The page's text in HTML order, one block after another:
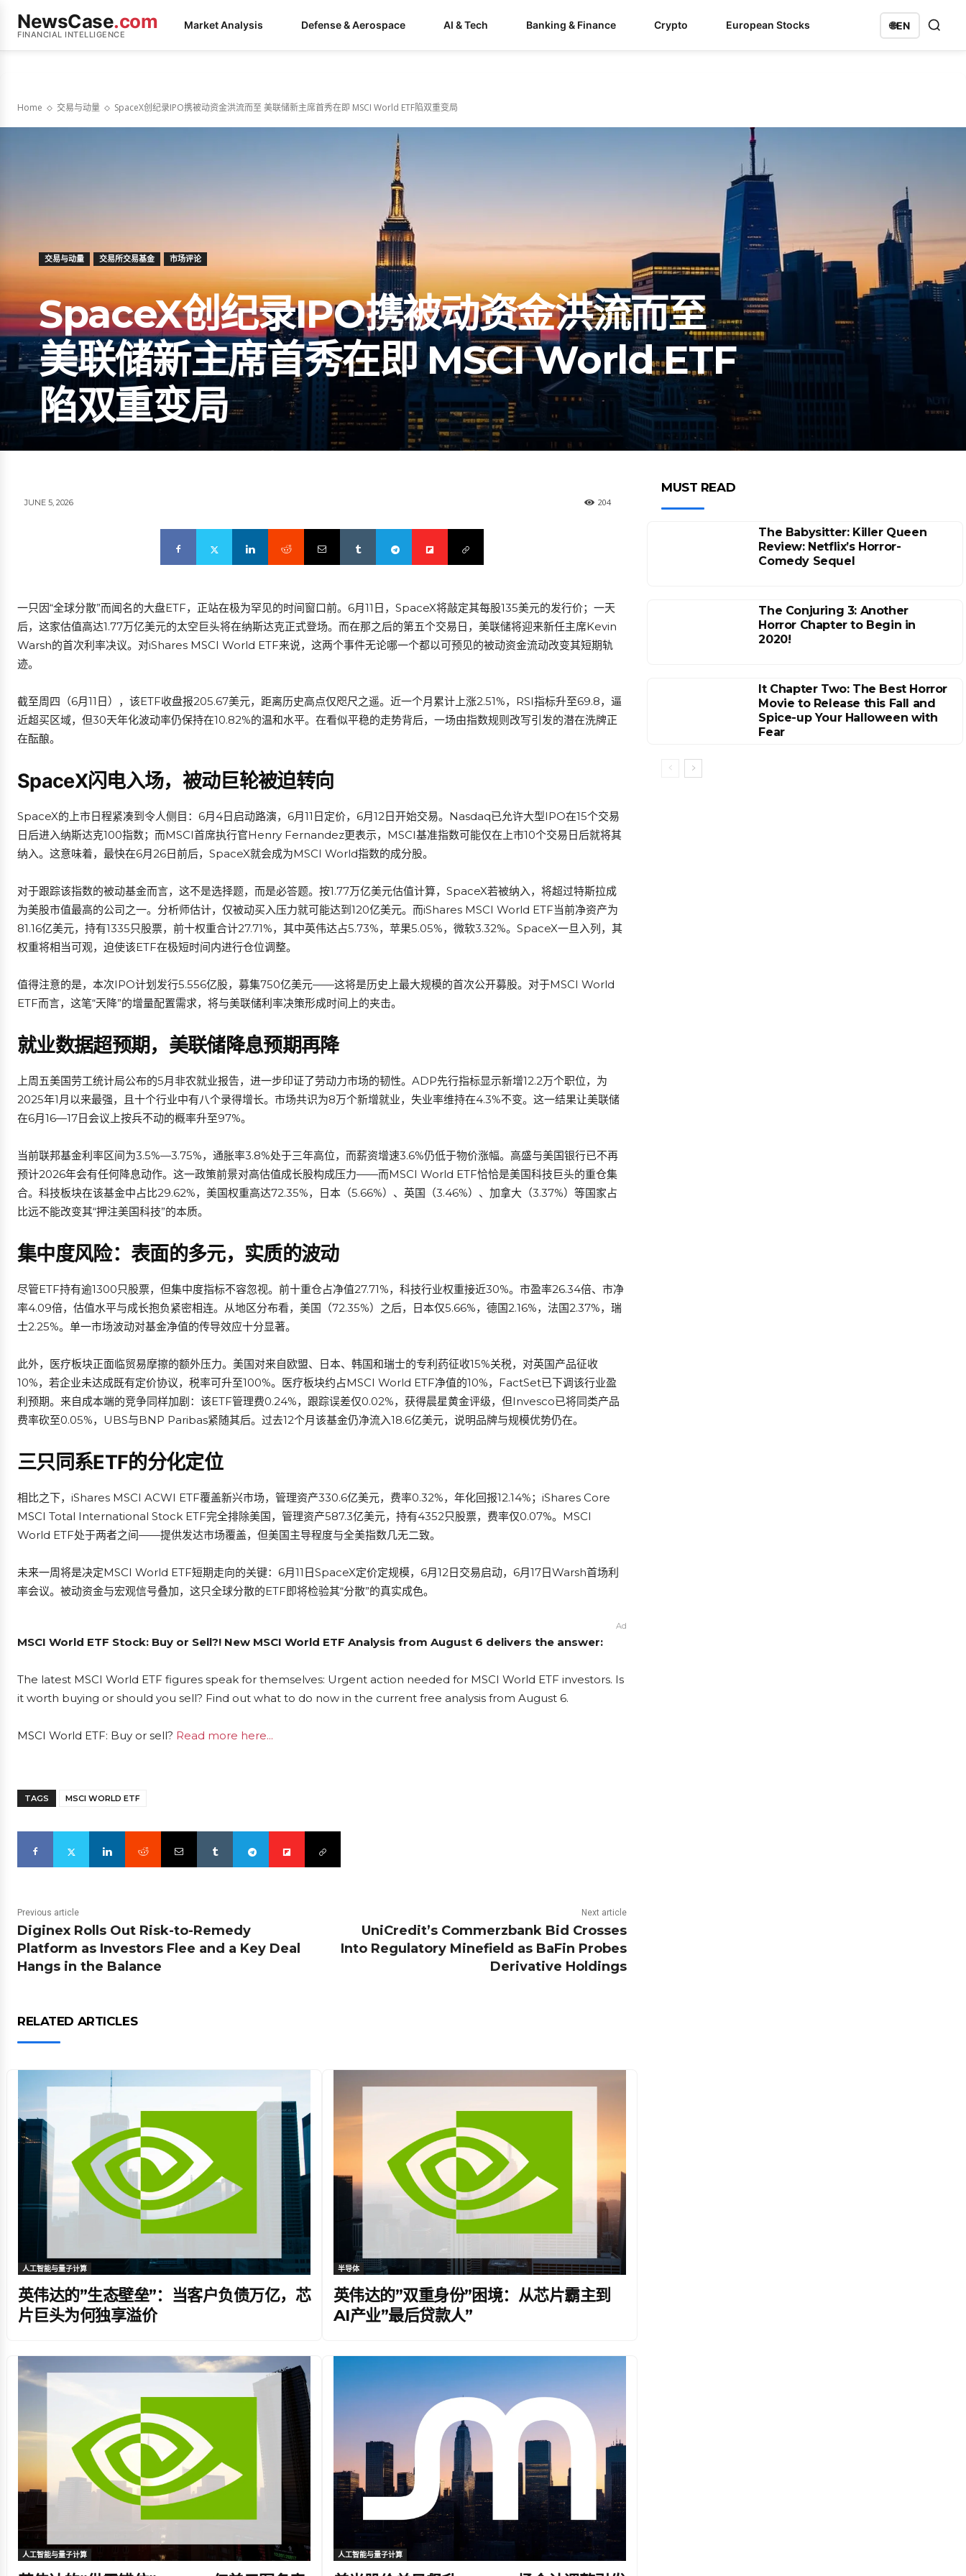
NewsCase.com
FINANCIAL INTELLIGENCE
Market Analysis Defense & Aerospace AI & Tech Banking & Finance Crypto European Stocks 🌐EN
Home 交易与动量 SpaceX创纪录IPO携被动资金洪流而至 美联储新主席首秀在即 MSCI World ETF陷双重变局
交易与动量 交易所交易基金 市场评论
SpaceX创纪录IPO携被动资金洪流而至
美联储新主席首秀在即 MSCI World ETF
陷双重变局
JUNE 5, 2026 204
一只因“全球分散”而闻名的大盘ETF，正站在极为罕见的时间窗口前。6月11日，SpaceX将敲定其每股135美元的发行价；一天
后，这家估值高达1.77万亿美元的太空巨头将在纳斯达克正式登场。而在那之后的第五个交易日，美联储将迎来新任主席Kevin
Warsh的首次利率决议。对iShares MSCI World ETF来说，这两个事件无论哪一个都以可预见的被动资金流动改变其短期轨
迹。
截至周四（6月11日），该ETF收盘报205.67美元，距离历史高点仅咫尺之遥。近一个月累计上涨2.51%，RSI指标升至69.8，逼
近超买区域，但30天年化波动率仍保持在10.82%的温和水平。在看似平稳的走势背后，一场由指数规则改写引发的潜在洗牌正
在酝酿。
SpaceX闪电入场，被动巨轮被迫转向
SpaceX的上市日程紧凑到令人侧目：6月4日启动路演，6月11日定价，6月12日开始交易。Nasdaq已允许大型IPO在15个交易
日后进入纳斯达克100指数；而MSCI首席执行官Henry Fernandez更表示，MSCI基准指数可能仅在上市10个交易日后就将其
纳入。这意味着，最快在6月26日前后，SpaceX就会成为MSCI World指数的成分股。
对于跟踪该指数的被动基金而言，这不是选择题，而是必答题。按1.77万亿美元估值计算，SpaceX若被纳入，将超过特斯拉成
为美股市值最高的公司之一。分析师估计，仅被动买入压力就可能达到120亿美元。而iShares MSCI World ETF当前净资产为
81.16亿美元，持有1335只股票，前十权重合计27.71%，其中英伟达占5.73%，苹果5.05%，微软3.32%。SpaceX一旦入列，其
权重将相当可观，迫使该ETF在极短时间内进行仓位调整。
值得注意的是，本次IPO计划发行5.556亿股，募集750亿美元——这将是历史上最大规模的首次公开募股。对于MSCI World
ETF而言，这笔“天降”的增量配置需求，将与美联储利率决策形成时间上的夹击。
就业数据超预期，美联储降息预期再降
上周五美国劳工统计局公布的5月非农就业报告，进一步印证了劳动力市场的韧性。ADP先行指标显示新增12.2万个职位，为
2025年1月以来最强，且十个行业中有八个录得增长。市场共识为8万个新增就业，失业率维持在4.3%不变。这一结果让美联储
在6月16—17日会议上按兵不动的概率升至97%。
当前联邦基金利率区间为3.5%—3.75%，通胀率3.8%处于三年高位，而薪资增速3.6%仍低于物价涨幅。高盛与美国银行已不再
预计2026年会有任何降息动作。这一政策前景对高估值成长股构成压力——而MSCI World ETF恰恰是美国科技巨头的重仓集
合。科技板块在该基金中占比29.62%，美国权重高达72.35%，日本（5.66%）、英国（3.46%）、加拿大（3.37%）等国家占
比远不能改变其“押注美国科技”的本质。
集中度风险：表面的多元，实质的波动
尽管ETF持有逾1300只股票，但集中度指标不容忽视。前十重仓占净值27.71%，科技行业权重接近30%。市盈率26.34倍、市净
率4.09倍，估值水平与成长抱负紧密相连。从地区分布看，美国（72.35%）之后，日本仅5.66%，德国2.16%，法国2.37%，瑞
士2.25%。单一市场波动对基金净值的传导效应十分显著。
此外，医疗板块正面临贸易摩擦的额外压力。美国对来自欧盟、日本、韩国和瑞士的专利药征收15%关税，对英国产品征收
10%，若企业未达成既有定价协议，税率可升至100%。医疗板块约占MSCI World ETF净值的10%，FactSet已下调该行业盈
利预期。来自成本端的竞争同样加剧：该ETF管理费0.24%，跟踪误差仅0.02%，获得晨星黄金评级，但Invesco已将同类产品
费率砍至0.05%，UBS与BNP Paribas紧随其后。过去12个月该基金仍净流入18.6亿美元，说明品牌与规模优势仍在。
三只同系ETF的分化定位
相比之下，iShares MSCI ACWI ETF覆盖新兴市场，管理资产330.6亿美元，费率0.32%，年化回报12.14%；iShares Core
MSCI Total International Stock ETF完全排除美国，管理资产587.3亿美元，持有4352只股票，费率仅0.07%。MSCI
World ETF处于两者之间——提供发达市场覆盖，但美国主导程度与全美指数几无二致。
未来一周将是决定MSCI World ETF短期走向的关键：6月11日SpaceX定价定规模，6月12日交易启动，6月17日Warsh首场利
率会议。被动资金与宏观信号叠加，这只全球分散的ETF即将检验其“分散”的真实成色。
Ad
MSCI World ETF Stock: Buy or Sell?! New MSCI World ETF Analysis from August 6 delivers the answer:
The latest MSCI World ETF figures speak for themselves: Urgent action needed for MSCI World ETF investors. Is
it worth buying or should you sell? Find out what to do now in the current free analysis from August 6.
MSCI World ETF: Buy or sell? Read more here...
TAGS MSCI WORLD ETF
Previous article
Diginex Rolls Out Risk-to-Remedy
Platform as Investors Flee and a Key Deal
Hangs in the Balance
Next article
UniCredit’s Commerzbank Bid Crosses
Into Regulatory Minefield as BaFin Probes
Derivative Holdings
RELATED ARTICLES
人工智能与量子计算
英伟达的”生态壁垒”：当客户负债万亿，芯
片巨头为何独享溢价
半导体
英伟达的”双重身份”困境：从芯片霸主到
AI产业”最后贷款人”
人工智能与量子计算 人工智能与量子计算
MUST READ
The Babysitter: Killer Queen
Review: Netflix’s Horror-
Comedy Sequel
The Conjuring 3: Another
Horror Chapter to Begin in
2020!
It Chapter Two: The Best Horror
Movie to Release this Fall and
Spice-up Your Halloween with
Fear